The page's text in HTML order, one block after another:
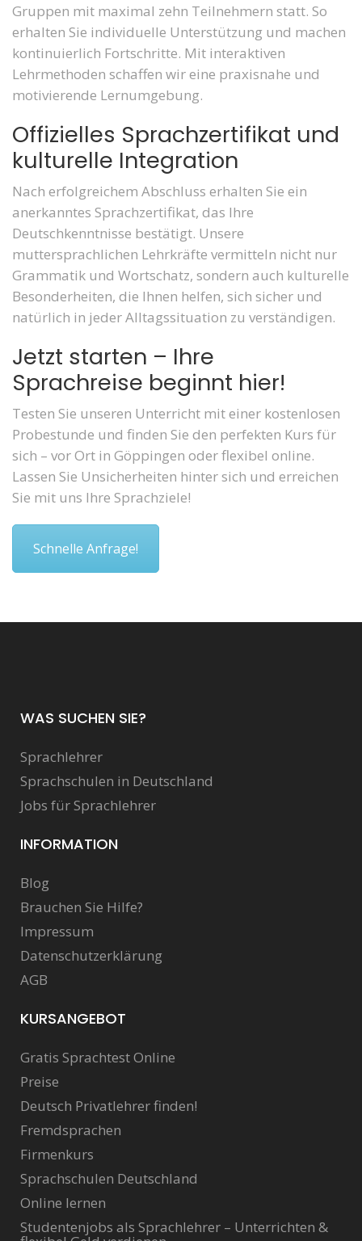
Gruppen mit maximal zehn Teilnehmern statt. So
erhalten Sie individuelle Unterstützung und machen
kontinuierlich Fortschritte. Mit interaktiven
Lehrmethoden schaffen wir eine praxisnahe und
motivierende Lernumgebung.
Offizielles Sprachzertifikat und
kulturelle Integration
Nach erfolgreichem Abschluss erhalten Sie ein
anerkanntes Sprachzertifikat, das Ihre
Deutschkenntnisse bestätigt. Unsere
muttersprachlichen Lehrkräfte vermitteln nicht nur
Grammatik und Wortschatz, sondern auch kulturelle
Besonderheiten, die Ihnen helfen, sich sicher und
natürlich in jeder Alltagssituation zu verständigen.
Jetzt starten – Ihre
Sprachreise beginnt hier!
Testen Sie unseren Unterricht mit einer kostenlosen
Probestunde und finden Sie den perfekten Kurs für
sich – vor Ort in Göppingen oder flexibel online.
Lassen Sie Unsicherheiten hinter sich und erreichen
Sie mit uns Ihre Sprachziele!
Schnelle Anfrage!
WAS SUCHEN SIE?
Sprachlehrer
Sprachschulen in Deutschland
Jobs für Sprachlehrer
INFORMATION
Blog
Brauchen Sie Hilfe?
Impressum
Datenschutzerklärung
AGB
KURSANGEBOT
Gratis Sprachtest Online
Preise
Deutsch Privatlehrer finden!
Fremdsprachen
Firmenkurs
Sprachschulen Deutschland
Online lernen
Studentenjobs als Sprachlehrer – Unterrichten &